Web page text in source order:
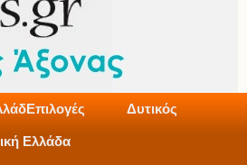
Δυτικός
Ελλάδα